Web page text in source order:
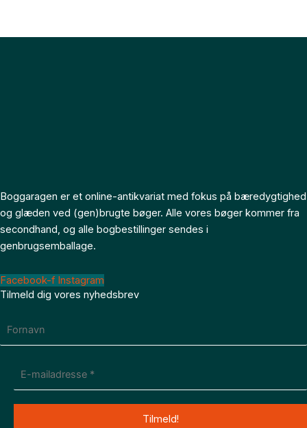
Boggaragen er et online-antikvariat med fokus på bæredygtighed
og glæden ved (gen)brugte bøger. Alle vores bøger kommer fra
secondhand, og alle bogbestillinger sendes i
genbrugsemballage.
Facebook-f Instagram
Tilmeld dig vores nyhedsbrev